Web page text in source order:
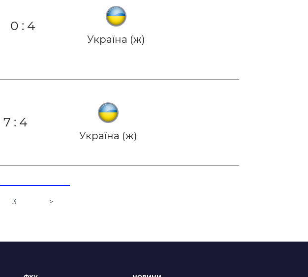
0 : 4
Україна (ж)
7 : 4
Україна (ж)
3 >